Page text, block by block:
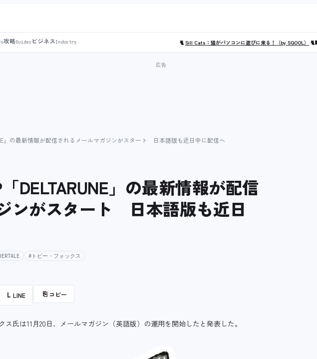
攻略Guides ビジネスIndustry 🐈Sill Cats：猫がパソコンに遊びに来る！（by SQOOL）
」の最新情報が配信されるメールマガジンがスタート 日本語版も近日中に配信へ
「DELTARUNE」の最新情報が配信
ンがスタート 日本語版も近日
#トビー・フォックス
L LINE ⎘ コピー
氏は11月20日、メールマガジン（英語版）の運用を開始したと発表した。